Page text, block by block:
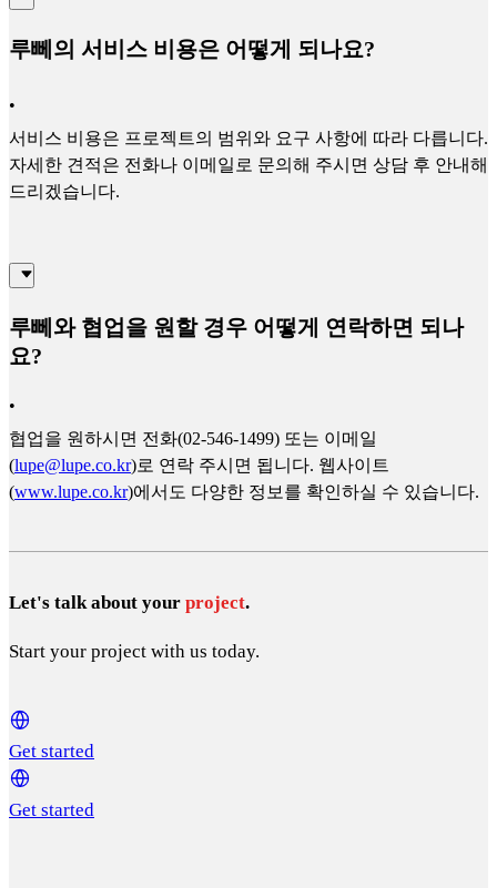
루뻬의 서비스 비용은 어떻게 되나요?
•
서비스 비용은 프로젝트의 범위와 요구 사항에 따라 다릅니다.
자세한 견적은 전화나 이메일로 문의해 주시면 상담 후 안내해
드리겠습니다.
루뻬와 협업을 원할 경우 어떻게 연락하면 되나
요?
•
협업을 원하시면 전화(02-546-1499) 또는 이메일
(lupe@lupe.co.kr)로 연락 주시면 됩니다. 웹사이트
(www.lupe.co.kr)에서도 다양한 정보를 확인하실 수 있습니다.
Let's talk about your project.
Start your project with us today.
Get started
Get started